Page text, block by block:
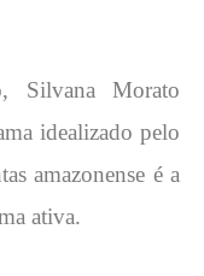
Silvana Morato
idealizado pelo
amazonense é a
ativa.